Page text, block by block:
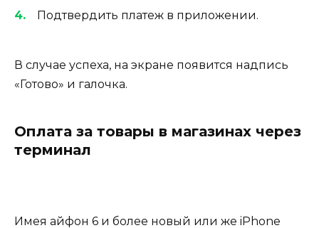
Подтвердить платеж в приложении.
В случае успеха, на экране появится надпись
«Готово» и галочка.
Оплата за товары в магазинах через
терминал
Имея айфон 6 и более новый или же iPhone